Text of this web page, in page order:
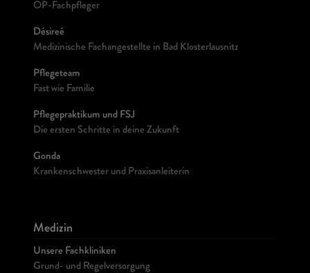
OP-Fachpfleger
Désireé
Medizinische Fachangestellte in Bad Klosterlausnitz
Pflegeteam
Fast wie Familie
Pflegepraktikum und FSJ
Die ersten Schritte in deine Zukunft
Gonda
Krankenschwester und Praxisanleiterin
Medizin
Unsere Fachkliniken
Grund- und Regelversorgung